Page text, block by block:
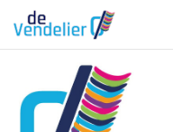
DE VENDELIER